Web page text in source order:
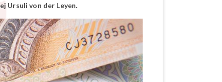
Ursuli von der Leyen.